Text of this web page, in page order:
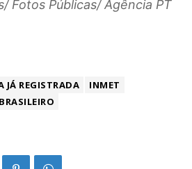
Fotos Públicas/ Agência PT
JÁ REGISTRADA
INMET